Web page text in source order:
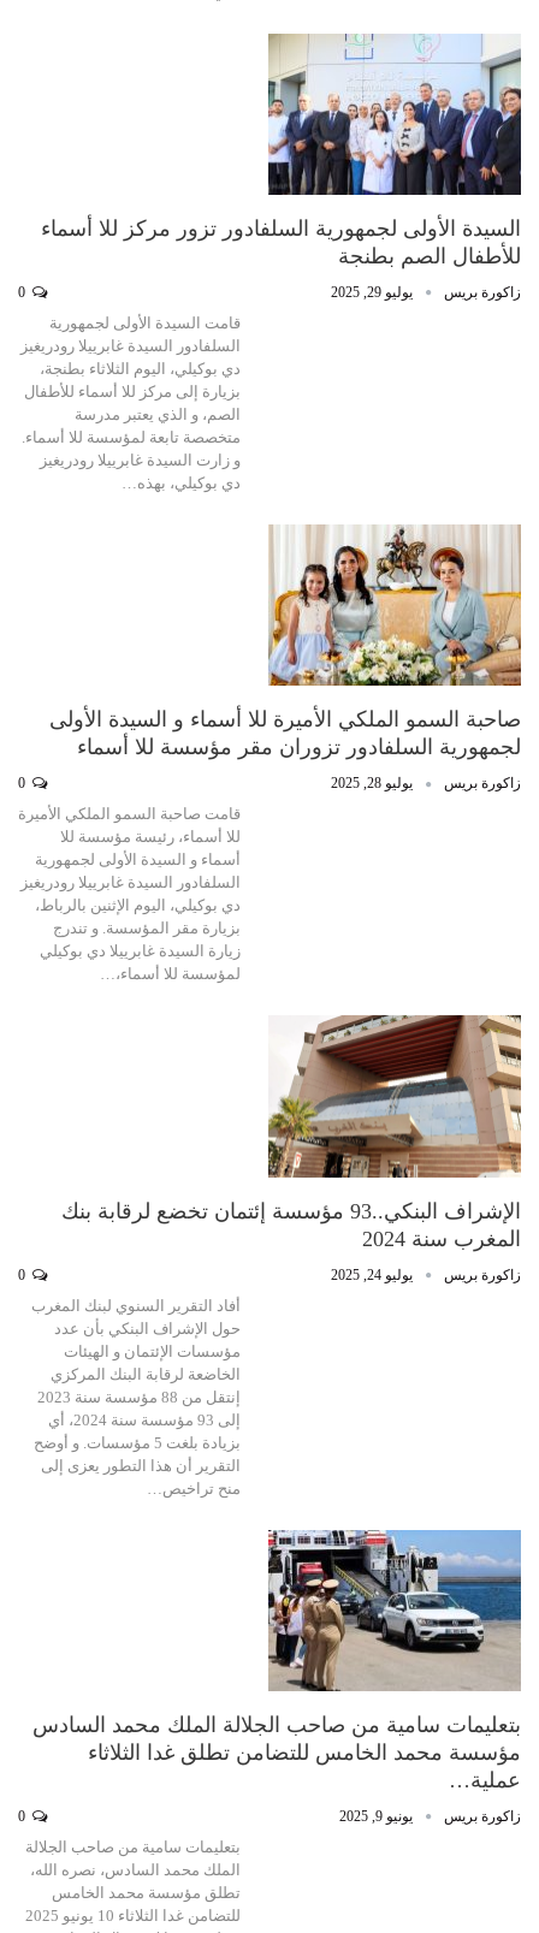
السيدة الأولى لجمهورية السلفادور تزور مركز للا أسماء
للأطفال الصم بطنجة
زاكورة بريس يوليو 29, 2025
قامت السيدة الأولى لجمهورية
السلفادور السيدة غابرييلا رودريغيز
دي بوكيلي، اليوم الثلاثاء بطنجة،
بزيارة إلى مركز للا أسماء للأطفال
الصم، و الذي يعتبر مدرسة
متخصصة تابعة لمؤسسة للا أسماء.
و زارت السيدة غابرييلا رودريغيز
دي بوكيلي، بهذه…
صاحبة السمو الملكي الأميرة للا أسماء و السيدة الأولى
لجمهورية السلفادور تزوران مقر مؤسسة للا أسماء
زاكورة بريس يوليو 28, 2025
قامت صاحبة السمو الملكي الأميرة
للا أسماء، رئيسة مؤسسة للا
أسماء و السيدة الأولى لجمهورية
السلفادور السيدة غابرييلا رودريغيز
دي بوكيلي، اليوم الإثنين بالرباط،
بزيارة مقر المؤسسة. و تندرج
زيارة السيدة غابرييلا دي بوكيلي
لمؤسسة للا أسماء،…
الإشراف البنكي..93 مؤسسة إئتمان تخضع لرقابة بنك
المغرب سنة 2024
زاكورة بريس يوليو 24, 2025
أفاد التقرير السنوي لبنك المغرب
حول الإشراف البنكي بأن عدد
مؤسسات الإئتمان و الهيئات
الخاضعة لرقابة البنك المركزي
إنتقل من 88 مؤسسة سنة 2023
إلى 93 مؤسسة سنة 2024، أي
بزيادة بلغت 5 مؤسسات. و أوضح
التقرير أن هذا التطور يعزى إلى
منح تراخيص…
بتعليمات سامية من صاحب الجلالة الملك محمد السادس
مؤسسة محمد الخامس للتضامن تطلق غدا الثلاثاء
عملية…
زاكورة بريس يونيو 9, 2025
بتعليمات سامية من صاحب الجلالة
الملك محمد السادس، نصره الله،
تطلق مؤسسة محمد الخامس
للتضامن غدا الثلاثاء 10 يونيو 2025